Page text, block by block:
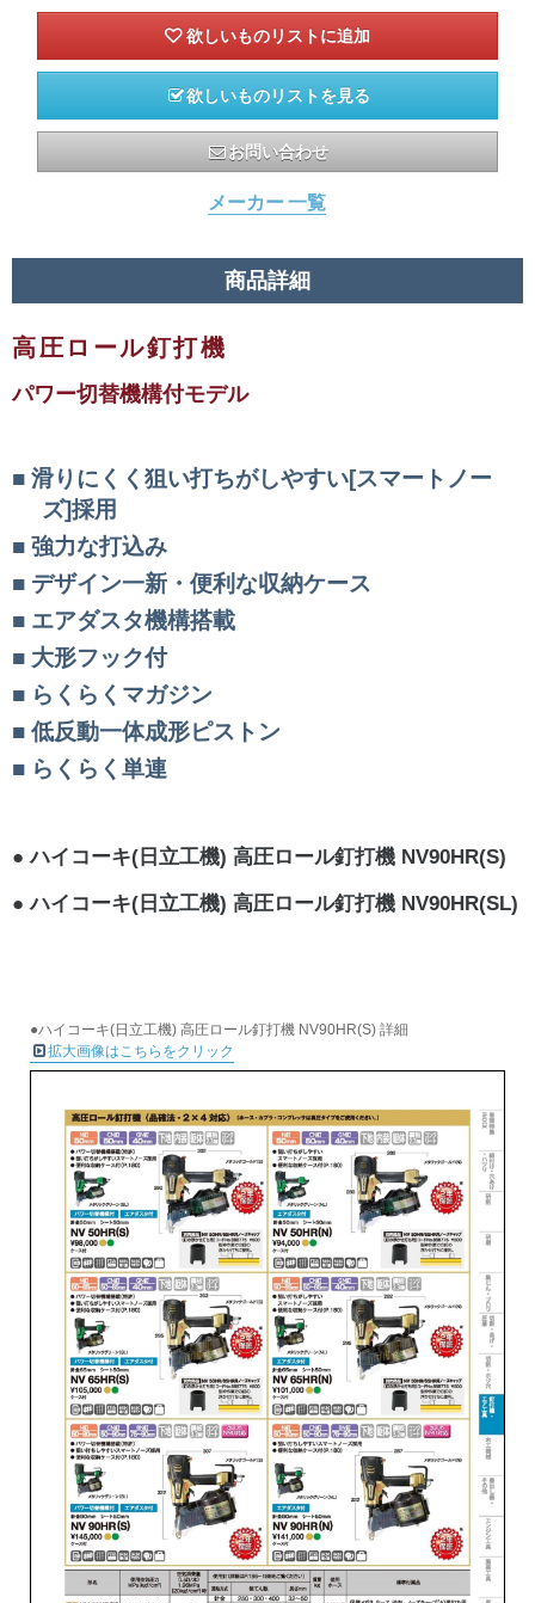
欲しいものリストを見る
お問い合わせ
メーカー 一覧
商品詳細
高圧ロール釘打機
パワー切替機構付モデル
滑りにくく狙い打ちがしやすい[スマートノー
ズ]採用
強力な打込み
デザイン一新・便利な収納ケース
エアダスタ機構搭載
大形フック付
らくらくマガジン
低反動一体成形ピストン
らくらく単連
ハイコーキ(日立工機) 高圧ロール釘打機 NV90HR(S)
ハイコーキ(日立工機) 高圧ロール釘打機 NV90HR(SL)
●ハイコーキ(日立工機) 高圧ロール釘打機 NV90HR(S) 詳細
拡大画像はこちらをクリック